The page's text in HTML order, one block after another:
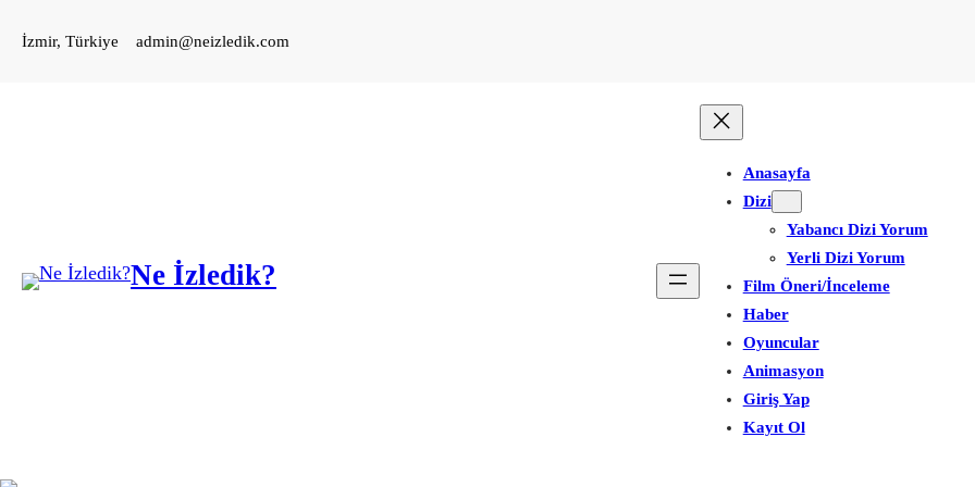
geçİzmir, Türkiye admin@neizledik.com
Ne İzledik?
Anasayfa
Dizi
Yabancı Dizi Yorum
Yerli Dizi Yorum
Film Öneri/İnceleme
Haber
Oyuncular
Animasyon
Giriş Yap
Kayıt Ol